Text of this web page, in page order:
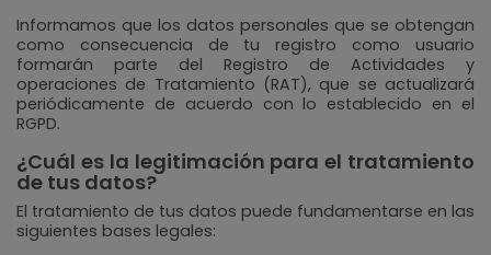
Informamos que los datos personales que se obtengan
como consecuencia de tu registro como usuario
formarán parte del Registro de Actividades y
operaciones de Tratamiento (RAT), que se actualizará
periódicamente de acuerdo con lo establecido en el
RGPD.
¿Cuál es la legitimación para el tratamiento
de tus datos?
El tratamiento de tus datos puede fundamentarse en las
siguientes bases legales: